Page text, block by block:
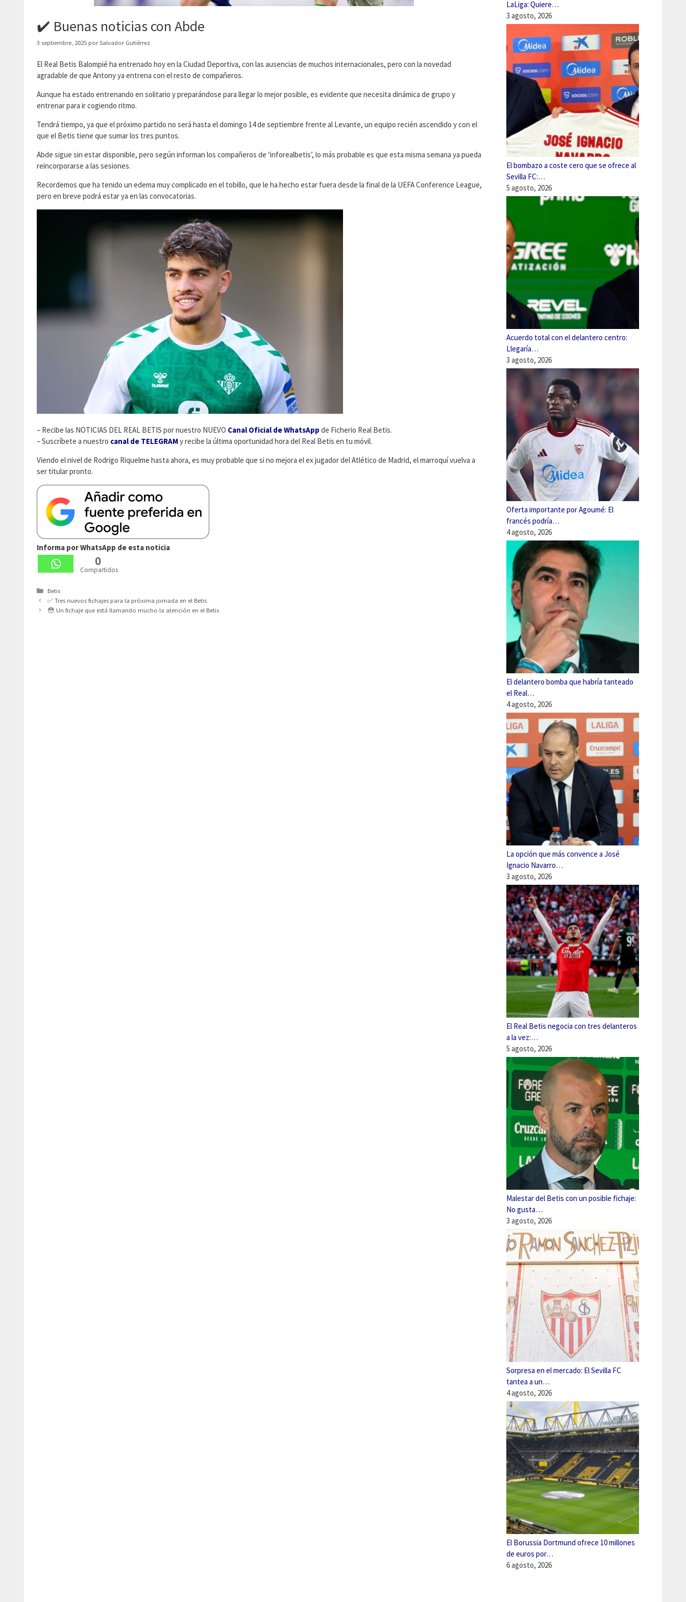
✔️ Buenas noticias con Abde
3 septiembre, 2025 porSalvador Gutiérrez
El Real Betis Balompié ha entrenado hoy en la Ciudad Deportiva, con las ausencias de muchos internacionales, pero con la novedad
agradable de que Antony ya entrena con el resto de compañeros.
Aunque ha estado entrenando en solitario y preparándose para llegar lo mejor posible, es evidente que necesita dinámica de grupo y
entrenar para ir cogiendo ritmo.
Tendrá tiempo, ya que el próximo partido no será hasta el domingo 14 de septiembre frente al Levante, un equipo recién ascendido y con el
que el Betis tiene que sumar los tres puntos.
Abde sigue sin estar disponible, pero según informan los compañeros de ‘inforealbetis’, lo más probable es que esta misma semana ya pueda
reincorporarse a las sesiones.
Recordemos que ha tenido un edema muy complicado en el tobillo, que le ha hecho estar fuera desde la final de la UEFA Conference League,
pero en breve podrá estar ya en las convocatorias.
– Recibe las NOTICIAS DEL REAL BETIS por nuestro NUEVO Canal Oficial de WhatsApp de Ficherio Real Betis.
– Suscríbete a nuestro canal de TELEGRAMy recibe la última oportunidad hora del Real Betis en tu móvil.
Viendo el nivel de Rodrigo Riquelme hasta ahora, es muy probable que si no mejora el ex jugador del Atlético de Madrid, el marroquí vuelva a
ser titular pronto.
Informa por WhatsApp de esta noticia
0
Compartidos
Categorías
Betis
✅ Tres nuevos fichajes para la próxima jornada en el Betis
😳 Un fichaje que está llamando mucho la atención en el Betis
LaLiga: Quiere…
3 agosto, 2026
El bombazo a coste cero que se ofrece al
Sevilla FC:…
5 agosto, 2026
Acuerdo total con el delantero centro:
Llegaría…
3 agosto, 2026
Oferta importante por Agoumé: El
francés podría…
4 agosto, 2026
El delantero bomba que habría tanteado
el Real…
4 agosto, 2026
La opción que más convence a José
Ignacio Navarro…
3 agosto, 2026
El Real Betis negocia con tres delanteros
a la vez:…
5 agosto, 2026
Malestar del Betis con un posible fichaje:
No gusta…
3 agosto, 2026
Sorpresa en el mercado: El Sevilla FC
tantea a un…
4 agosto, 2026
El Borussia Dortmund ofrece 10 millones
de euros por…
6 agosto, 2026